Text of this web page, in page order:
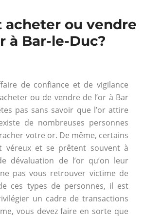
acheter ou vendre
à Bar-le-Duc?
de confiance et de vigilance
ou de vendre de l’or à Bar
pas sans savoir que l’or attire
de nombreuses personnes
votre or. De même, certains
véreux et se prêtent souvent à
dévaluation de l’or qu’on leur
pas vous retrouver victime de
ces types de personnes, il est
un cadre de transactions
vous devez faire en sorte que